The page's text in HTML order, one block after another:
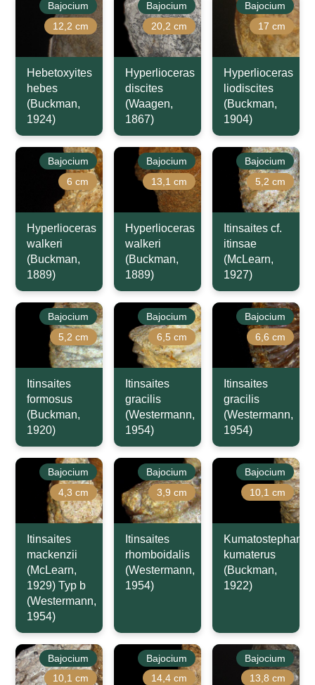
Bajocium
12,2 cm
Hebetoxyites
hebes
(Buckman,
1924)
Bajocium
20,2 cm
Hyperlioceras
discites
(Waagen,
1867)
Bajocium
17 cm
Hyperlioceras
liodiscites
(Buckman,
1904)
Bajocium
6 cm
Hyperlioceras
walkeri
(Buckman,
1889)
Bajocium
13,1 cm
Hyperlioceras
walkeri
(Buckman,
1889)
Bajocium
5,2 cm
Itinsaites cf.
itinsae
(McLearn,
1927)
Bajocium
5,2 cm
Itinsaites
formosus
(Buckman,
1920)
Bajocium
6,5 cm
Itinsaites
gracilis
(Westermann,
1954)
Bajocium
6,6 cm
Itinsaites
gracilis
(Westermann,
1954)
Bajocium
4,3 cm
Itinsaites
mackenzii
(McLearn,
1929) Typ b
(Westermann,
1954)
Bajocium
3,9 cm
Itinsaites
rhomboidalis
(Westermann,
1954)
Bajocium
10,1 cm
Kumatostephanus
kumaterus
(Buckman,
1922)
Bajocium
10,1 cm
Bajocium
14,4 cm
Bajocium
13,8 cm